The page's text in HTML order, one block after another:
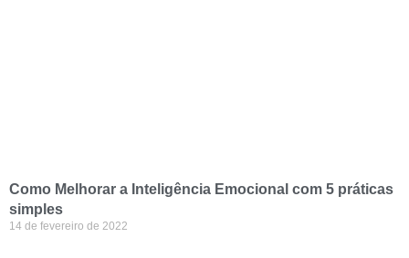
Como Melhorar a Inteligência Emocional com 5 práticas
simples
14 de fevereiro de 2022